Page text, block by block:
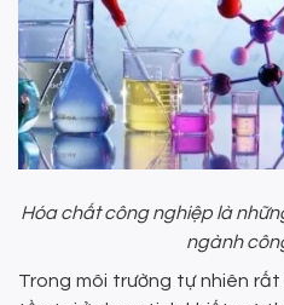
Hóa chất công nghiệp là
ngành
Trong môi trường tự nhiên